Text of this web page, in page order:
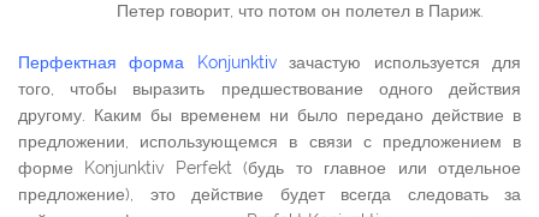
Петер говорит, что потом он полетел в Париж.
Перфектная форма Konjunktivзачастую используется для
того, чтобы выразить предшествование одного действия
другому. Каким бы временем ни было передано действие в
предложении, использующемся в связи с предложением в
форме Konjunktiv Perfekt (будь то главное или отдельное
предложение), это действие будет всегда следовать за